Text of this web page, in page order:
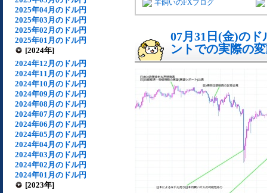
2025年04月のドル円
2025年03月のドル円
2025年02月のドル円
2025年01月のドル円
[2024年]
2024年12月のドル円
2024年11月のドル円
2024年10月のドル円
2024年09月のドル円
2024年08月のドル円
2024年07月のドル円
2024年06月のドル円
2024年05月のドル円
2024年04月のドル円
2024年03月のドル円
2024年02月のドル円
2024年01月のドル円
[2023年]
羊飼いのFXブログ
07月31日(金)の
ントでの実際の